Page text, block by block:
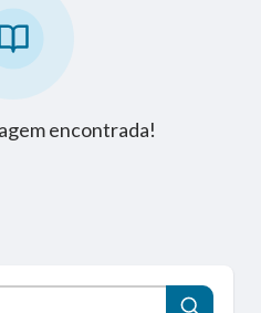
encontrada!